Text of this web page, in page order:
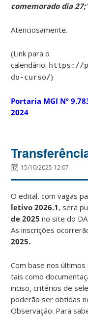
comemorado dia 27;“
Atenciosamente.
(Link para o
calendário: https://
do-curso/)
Portaria MGI Nº
2024
15/10/2025 12:07
O edital, com vagas
letivo 2026.1, será
de 2025 no site do
As inscrições
2025.
Com base nos
tais como
inciso, critérios de
poderão ser obtidas
Observação: Para